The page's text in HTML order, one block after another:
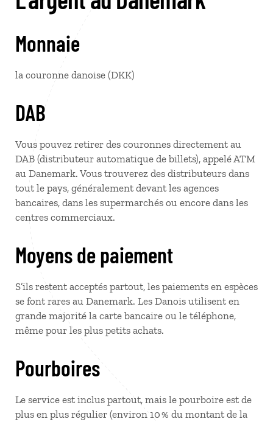
Monnaie
la couronne danoise (DKK)
DAB
Vous pouvez retirer des couronnes directement au
DAB (distributeur automatique de billets), appelé ATM
au Danemark. Vous trouverez des distributeurs dans
tout le pays, généralement devant les agences
bancaires, dans les supermarchés ou encore dans les
centres commerciaux.
Moyens de paiement
S’ils restent acceptés partout, les paiements en espèces
se font rares au Danemark. Les Danois utilisent en
grande majorité la carte bancaire ou le téléphone,
même pour les plus petits achats.
Pourboires
Le service est inclus partout, mais le pourboire est de
plus en plus régulier (environ 10 % du montant de la